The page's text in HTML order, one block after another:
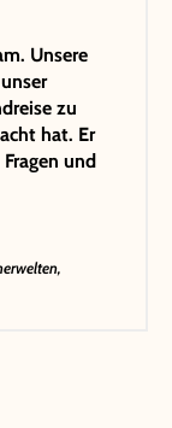
Unsere
zu
hat. Er
und